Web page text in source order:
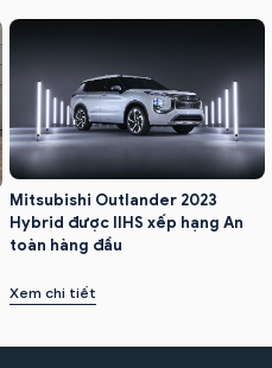
Mitsubishi Outlander 2023
Hybrid được IIHS xếp hạng An
toàn hàng đầu
Xem chi tiết